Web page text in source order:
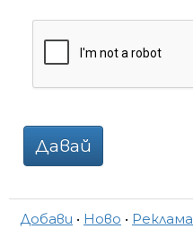
Давай
Добави • Ново • Реклама